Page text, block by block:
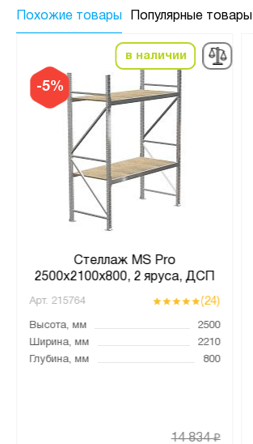
Похожие товары Популярные товары
-5%
в наличии
Стеллаж MS Pro
2500х2100х800, 2 яруса, ДСП
Арт. 215764 (24)
Высота, мм
2500
Ширина, мм
2210
Глубина, мм
800
14 834₽